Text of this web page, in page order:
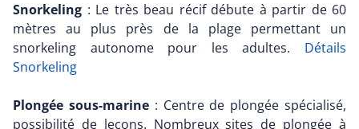
Snorkeling : Le très beau récif débute à partir de 60
mètres au plus près de la plage permettant un
snorkeling autonome pour les adultes. Détails
Snorkeling
Plongée sous-marine: Centre de plongée spécialisé,
possibilité de leçons. Nombreux sites de plongée à